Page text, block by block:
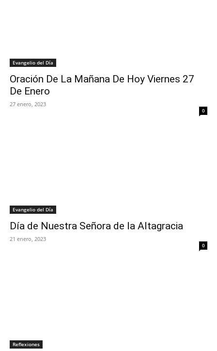
Evangelio del Día
Oración De La Mañana De Hoy Viernes 27
De Enero
27 enero, 2023
0
Evangelio del Día
Día de Nuestra Señora de la Altagracia
21 enero, 2023
0
Reflexiones